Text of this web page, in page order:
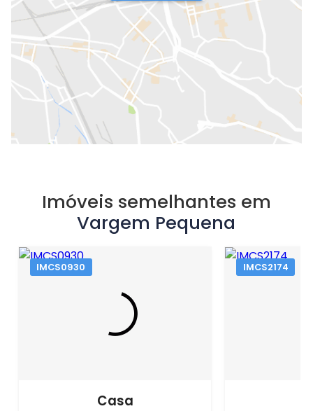
Imóveis semelhantes em
Vargem Pequena
IMCS0930
Casa
IMCS2174